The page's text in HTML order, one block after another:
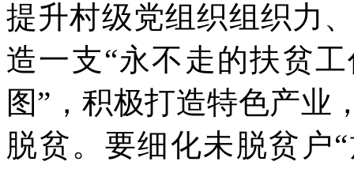
提升村级党组织组织力
造一支“永不走的扶贫
图”，积极打造特色产业
脱贫。要细化未脱贫户